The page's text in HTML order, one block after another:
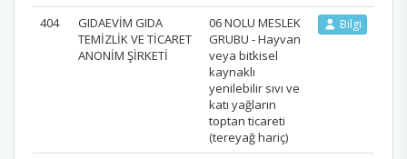
404
GIDAEVİM GIDA
TEMİZLİK VE TİCARET
ANONİM ŞİRKETİ
06 NOLU MESLEK
GRUBU - Hayvan
veya bitkisel
kaynaklı
yenilebilir sıvı ve
katı yağların
toptan ticareti
(tereyağ hariç)
Bilgi